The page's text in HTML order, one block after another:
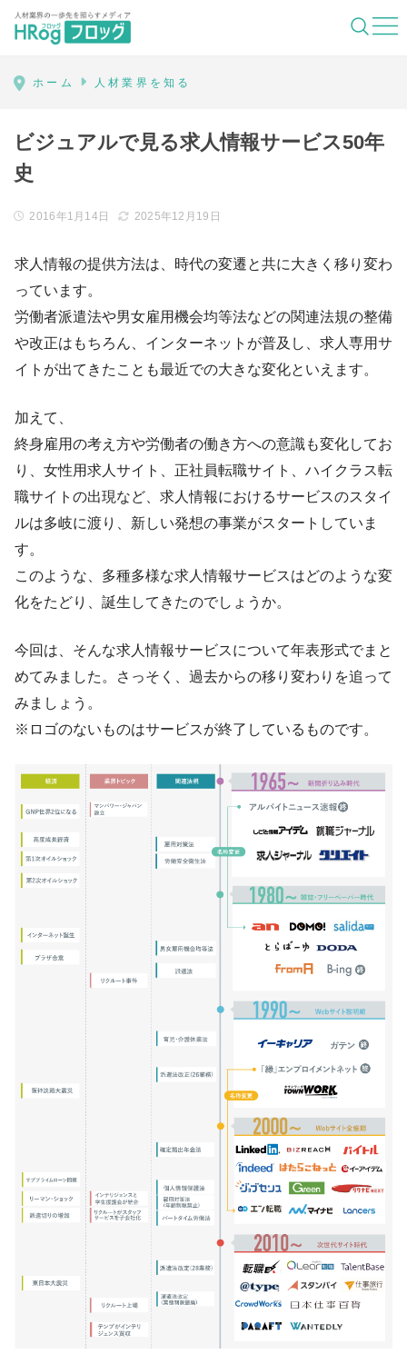
HRog | 人材業界の一歩先を照らすメディ
ホーム 人材業界を知る
ビジュアルで見る求人情報サービス50年
史
2016年1月14日 2025年12月19日
求人情報の提供方法は、時代の変遷と共に大きく移り変わ
っています。
労働者派遣法や男女雇用機会均等法などの関連法規の整備
や改正はもちろん、インターネットが普及し、求人専用サ
イトが出てきたことも最近での大きな変化といえます。
加えて、
終身雇用の考え方や労働者の働き方への意識も変化してお
り、女性用求人サイト、正社員転職サイト、ハイクラス転
職サイトの出現など、求人情報におけるサービスのスタイ
ルは多岐に渡り、新しい発想の事業がスタートしていま
す。
このような、多種多様な求人情報サービスはどのような変
化をたどり、誕生してきたのでしょうか。
今回は、そんな求人情報サービスについて年表形式でまと
めてみました。さっそく、過去からの移り変わりを追って
みましょう。
※ロゴのないものはサービスが終了しているものです。